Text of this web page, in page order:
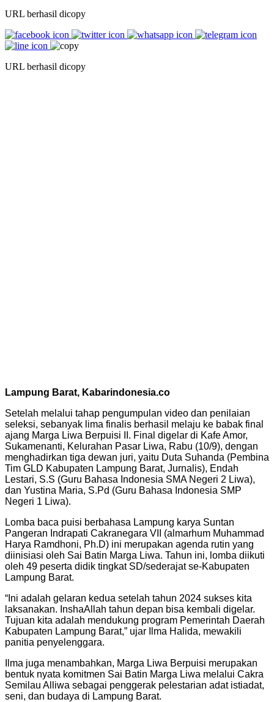
URL berhasil dicopy
URL berhasil dicopy
Lampung Barat, Kabarindonesia.co
Setelah melalui tahap pengumpulan video dan penilaian
seleksi, sebanyak lima finalis berhasil melaju ke babak final
ajang Marga Liwa Berpuisi II. Final digelar di Kafe Amor,
Sukamenanti, Kelurahan Pasar Liwa, Rabu (10/9), dengan
menghadirkan tiga dewan juri, yaitu Duta Suhanda (Pembina
Tim GLD Kabupaten Lampung Barat, Jurnalis), Endah
Lestari, S.S (Guru Bahasa Indonesia SMA Negeri 2 Liwa),
dan Yustina Maria, S.Pd (Guru Bahasa Indonesia SMP
Negeri 1 Liwa).
Lomba baca puisi berbahasa Lampung karya Suntan
Pangeran Indrapati Cakranegara VII (almarhum Muhammad
Harya Ramdhoni, Ph.D) ini merupakan agenda rutin yang
diinisiasi oleh Sai Batin Marga Liwa. Tahun ini, lomba diikuti
oleh 49 peserta didik tingkat SD/sederajat se-Kabupaten
Lampung Barat.
“Ini adalah gelaran kedua setelah tahun 2024 sukses kita
laksanakan. InshaAllah tahun depan bisa kembali digelar.
Tujuan kita adalah mendukung program Pemerintah Daerah
Kabupaten Lampung Barat,” ujar Ilma Halida, mewakili
panitia penyelenggara.
Ilma juga menambahkan, Marga Liwa Berpuisi merupakan
bentuk nyata komitmen Sai Batin Marga Liwa melalui Cakra
Semilau Alliwa sebagai penggerak pelestarian adat istiadat,
seni, dan budaya di Lampung Barat.